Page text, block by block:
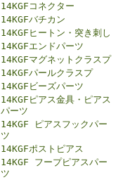
14KGFコネクター
14KGFバチカン
14KGFヒートン・突き刺し
14KGFエンドパーツ
14KGFマグネットクラスプ
14KGFパールクラスプ
14KGFビーズパーツ
14KGFピアス金具・ピアス
パーツ
14KGF ピアスフックパー
ツ
14KGFポストピアス
14KGF フープピアスパー
ツ